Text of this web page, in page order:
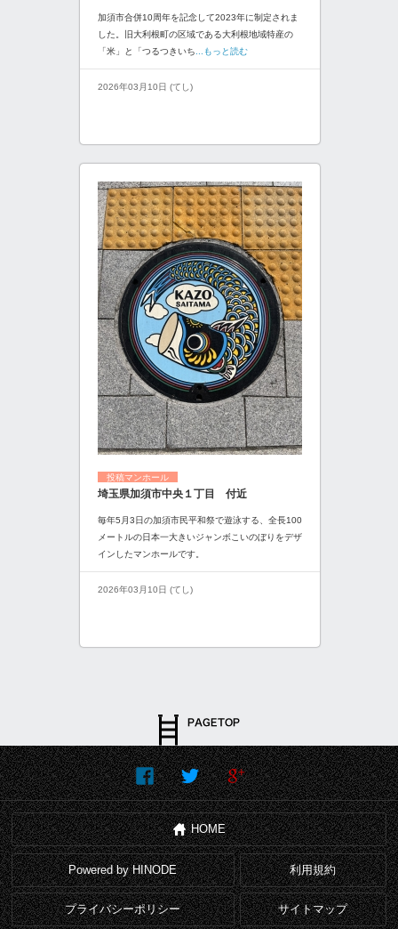
加須市合併10周年を記念して2023年に制定されま
した。旧大利根町の区域である大利根地域特産の
「米」と「つるつきいち ...もっと読む
2026年03月10日 (てし)
投稿マンホール
埼玉県加須市中央１丁目 付近
毎年5月3日の加須市民平和祭で遊泳する、全長100
メートルの日本一大きいジャンボこいのぼりをデザ
インしたマンホールです。
2026年03月10日 (てし)
HOME
Powered by HINODE 利用規約
プライバシーポリシー サイトマップ